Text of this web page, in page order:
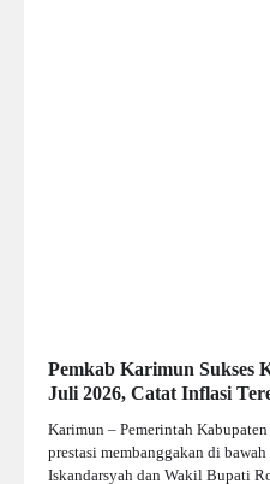
Pemkab Karimun Sukses
Juli 2026, Catat Inflasi
Karimun – Pemerintah
prestasi membanggakan di
Iskandarsyah dan Wakil Bupati